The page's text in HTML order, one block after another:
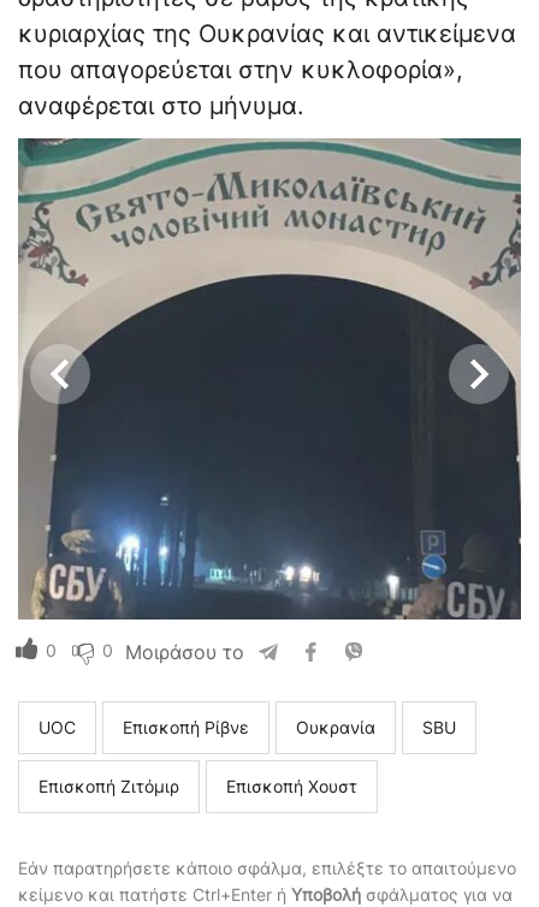
κυριαρχίας της Ουκρανίας και αντικείμενα
που απαγορεύεται στην κυκλοφορία»,
αναφέρεται στο μήνυμα.
0 0 Μοιράσου το
UOC Επισκοπή Ρίβνε Ουκρανία SBU
Επισκοπή Ζιτόμιρ Επισκοπή Χουστ
Εάν παρατηρήσετε κάποιο σφάλμα, επιλέξτε το απαιτούμενο
κείμενο και πατήστε Ctrl+Enter ή Υποβολή σφάλματος για να